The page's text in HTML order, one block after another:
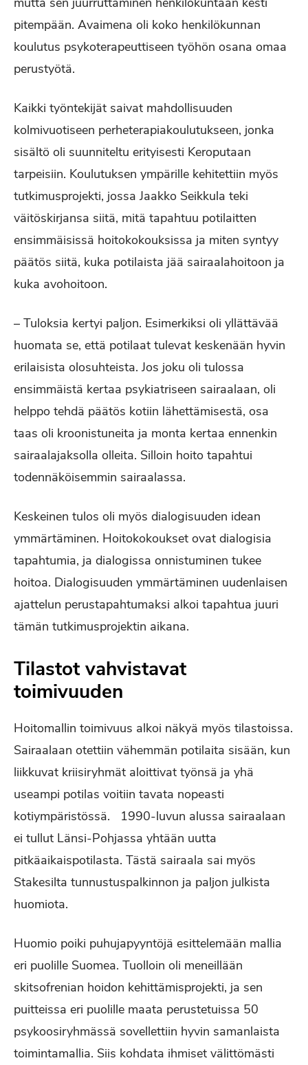
pitempään. Avaimena oli koko henkilökunnan
koulutus psykoterapeuttiseen työhön osana omaa
perustyötä.
Kaikki työntekijät saivat mahdollisuuden
kolmivuotiseen perheterapiakoulutukseen, jonka
sisältö oli suunniteltu erityisesti Keroputaan
tarpeisiin. Koulutuksen ympärille kehitettiin myös
tutkimusprojekti, jossa Jaakko Seikkula teki
väitöskirjansa siitä, mitä tapahtuu potilaitten
ensimmäisissä hoitokokouksissa ja miten syntyy
päätös siitä, kuka potilaista jää sairaalahoitoon ja
kuka avohoitoon.
– Tuloksia kertyi paljon. Esimerkiksi oli yllättävää
huomata se, että potilaat tulevat keskenään hyvin
erilaisista olosuhteista. Jos joku oli tulossa
ensimmäistä kertaa psykiatriseen sairaalaan, oli
helppo tehdä päätös kotiin lähettämisestä, osa
taas oli kroonistuneita ja monta kertaa ennenkin
sairaalajaksolla olleita. Silloin hoito tapahtui
todennäköisemmin sairaalassa.
Keskeinen tulos oli myös dialogisuuden idean
ymmärtäminen. Hoitokokoukset ovat dialogisia
tapahtumia, ja dialogissa onnistuminen tukee
hoitoa. Dialogisuuden ymmärtäminen uudenlaisen
ajattelun perustapahtumaksi alkoi tapahtua juuri
tämän tutkimusprojektin aikana.
Tilastot vahvistavat
toimivuuden
Hoitomallin toimivuus alkoi näkyä myös tilastoissa.
Sairaalaan otettiin vähemmän potilaita sisään, kun
liikkuvat kriisiryhmät aloittivat työnsä ja yhä
useampi potilas voitiin tavata nopeasti
kotiympäristössä. 1990-luvun alussa sairaalaan
ei tullut Länsi-Pohjassa yhtään uutta
pitkäaikaispotilasta. Tästä sairaala sai myös
Stakesilta tunnustuspalkinnon ja paljon julkista
huomiota.
Huomio poiki puhujapyyntöjä esittelemään mallia
eri puolille Suomea. Tuolloin oli meneillään
skitsofrenian hoidon kehittämisprojekti, ja sen
puitteissa eri puolille maata perustetuissa 50
psykoosiryhmässä sovellettiin hyvin samanlaista
toimintamallia. Siis kohdata ihmiset välittömästi